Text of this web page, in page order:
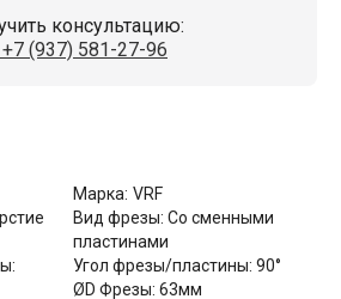
консультацию:
+7 (937) 581-27-96
Марка: VRF
Вид фрезы: Со сменными
пластинами
Угол фрезы/пластины: 90°
ØD Фрезы: 63мм